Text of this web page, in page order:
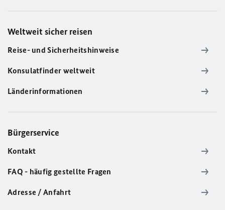
Weltweit sicher reisen
Reise- und Sicherheitshinweise
Konsulatfinder weltweit
Länderinformationen
Bürgerservice
Kontakt
FAQ - häufig gestellte Fragen
Adresse / Anfahrt